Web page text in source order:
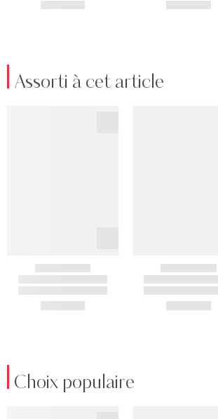
Assorti à cet article
Choix populaire